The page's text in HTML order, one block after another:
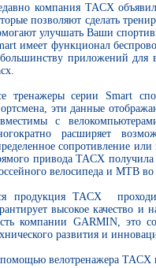
компания TACX
позволяют сделать
улучшать Ваши
имеет функционал
приложений для
тренажеры серии Smart
эти данные
с
расширяет
сопротивление
привода TACX
велосипеда и MTB
продукция TACX
высокое качество
компании GARMIN, это
развития и
велотренажера TACX